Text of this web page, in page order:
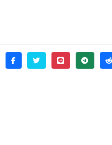
facebook
twitter line